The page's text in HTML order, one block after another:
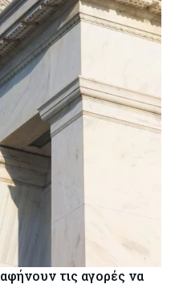
τις αγορές να